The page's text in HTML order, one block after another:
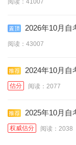
2026年10月自
阅读：43007
2024年10月自
估分 阅读：2077
2025年10月自
更新)
权威估分 阅读：2038